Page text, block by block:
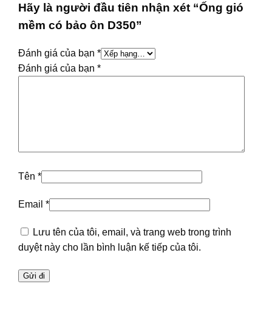
Hãy là người đầu tiên nhận xét “Ống gió
mềm có bảo ôn D350”
Đánh giá của bạn *
Đánh giá của bạn *
Tên *
Email *
Lưu tên của tôi, email, và trang web trong trình
duyệt này cho lần bình luận kế tiếp của tôi.